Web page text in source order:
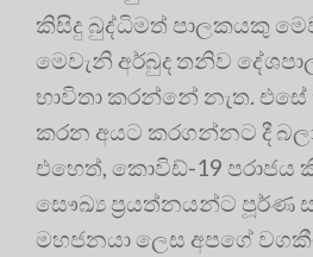
කිසිදු බුද්ධිමත් පාලකයකු
මෙවැනි අර්බුද තනිව
භාවිතා කරන්නේ නැත.
කරන අයට කරගන්නට දී
එහෙත්, කොවිඩ්-19 පරාජය
සෞඛ්‍ය ප්‍රයත්නයන්ට පූර්ණ
මහජනයා ලෙස අපගේ